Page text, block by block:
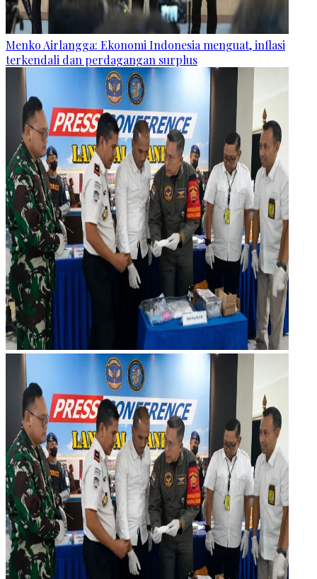
Menko Airlangga: Ekonomi Indonesia menguat, inflasi
terkendali dan perdagangan surplus